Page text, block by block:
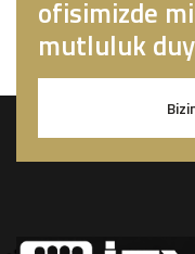
ofisimizde
mutluluk